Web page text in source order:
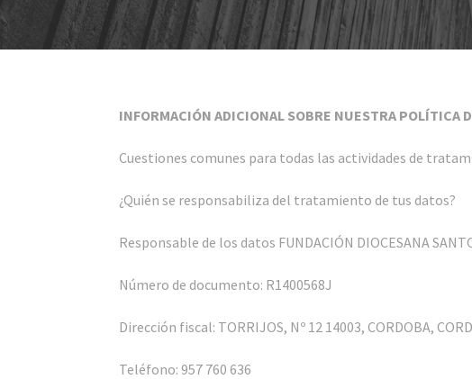
INFORMACIÓN ADICIONAL SOBRE NUESTRA POLÍTICA
Cuestiones comunes para todas las actividades de
¿Quién se responsabiliza del tratamiento de tus datos?
Responsable de los datos FUNDACIÓN DIOCESANA
Número de documento: R1400568J
Dirección fiscal: TORRIJOS, Nº 12 14003, CORDOBA,
Teléfono: 957 760 636